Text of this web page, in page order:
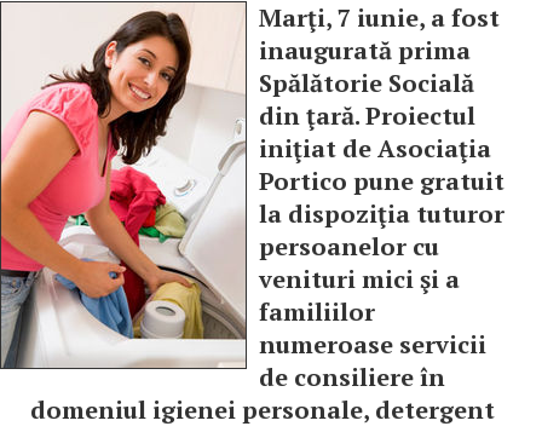
Marţi, 7 iunie, a fost
inaugurată prima
Spălătorie Socială
din ţară. Proiectul
iniţiat de Asociaţia
Portico pune gratuit
la dispoziţia tuturor
persoanelor cu
venituri mici şi a
familiilor
numeroase servicii
de consiliere în
domeniul igienei personale, detergent